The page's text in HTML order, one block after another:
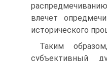
влечет
исторического
Таким
субъективный